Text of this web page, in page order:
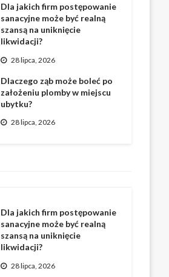
Dla jakich firm postępowanie
sanacyjne może być realną
szansą na uniknięcie
likwidacji?
28 lipca, 2026
Dlaczego ząb może boleć po
założeniu plomby w miejscu
ubytku?
28 lipca, 2026
Dla jakich firm postępowanie
sanacyjne może być realną
szansą na uniknięcie
likwidacji?
28 lipca, 2026